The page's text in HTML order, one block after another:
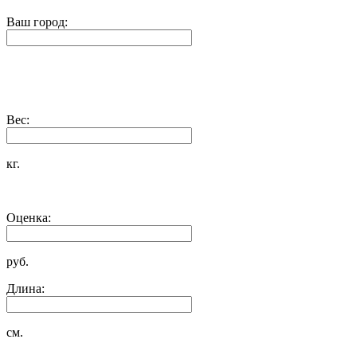
Ваш город:
Вес:
кг.
Оценка:
руб.
Длина:
см.